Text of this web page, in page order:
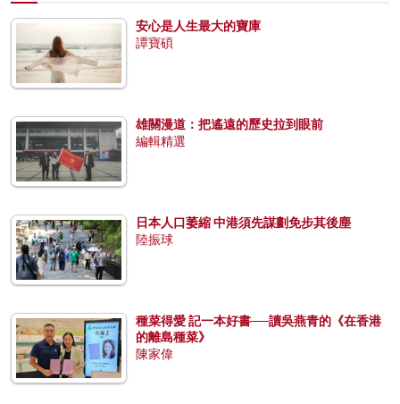
安心是人生最大的寶庫
譚寶碩
雄關漫道：把遙遠的歷史拉到眼前
編輯精選
日本人口萎縮 中港須先謀劃免步其後塵
陸振球
種菜得愛 記一本好書──讀吳燕青的《在香港
的離島種菜》
陳家偉